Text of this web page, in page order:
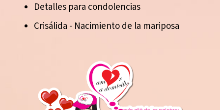
Detalles para condolencias
Crisálida - Nacimiento de la mariposa